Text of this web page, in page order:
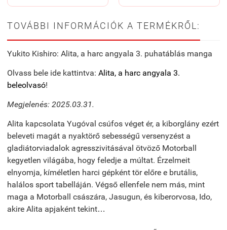
TOVÁBBI INFORMÁCIÓK A TERMÉKRŐL:
Yukito Kishiro: Alita, a harc angyala 3. puhatáblás manga
Olvass bele ide kattintva: Alita, a harc angyala 3.
beleolvasó!
Megjelenés: 2025.03.31.
Alita kapcsolata Yugóval csúfos véget ér, a kiborglány ezért
beleveti magát a nyaktörő sebességű versenyzést a
gladiátorviadalok agresszivitásával ötvöző Motorball
kegyetlen világába, hogy feledje a múltat. Érzelmeit
elnyomja, kíméletlen harci gépként tör előre e brutális,
halálos sport tabelláján. Végső ellenfele nem más, mint
maga a Motorball császára, Jasugun, és kiberorvosa, Ido,
akire Alita apjaként tekint…